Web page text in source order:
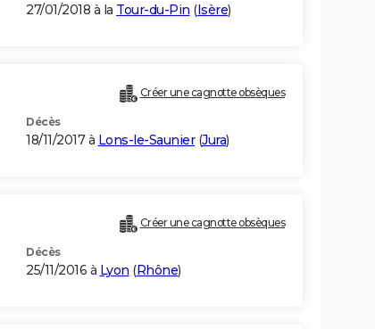
27/01/2018 à la Tour-du-Pin (Isère)
Créer une cagnotte obsèques
Décès
18/11/2017 à Lons-le-Saunier(Jura)
Créer une cagnotte obsèques
Décès
25/11/2016 à Lyon (Rhône)